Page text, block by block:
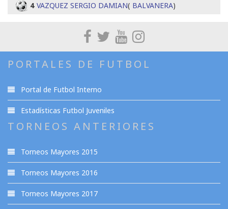
4 VAZQUEZ SERGIO DAMIAN( BALVANERA)
PORTALES DE FUTBOL
Portal de Futbol Interno
Estadísticas Futbol Juveniles
TORNEOS ANTERIORES
Torneos Mayores 2015
Torneos Mayores 2016
Torneos Mayores 2017